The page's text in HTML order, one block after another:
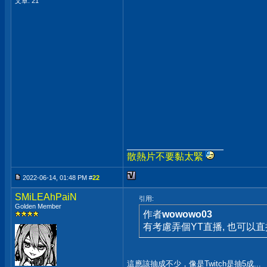
散熱片不要黏太緊
2022-06-14, 01:48 PM #22
SMiLEAhPaiN
Golden Member
引用:
作者wowowo03
有考慮弄個YT直播, 也可以
這應該抽成不少，像是Twitch是抽5成...